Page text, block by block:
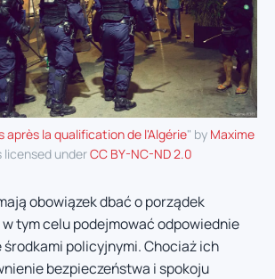
après la qualification de l'Algérie" by Maxime
underCC BY-NC-ND 2.0
obowiązek dbać o porządek
tym celu podejmować odpowiednie
środkami policyjnymi. Chociaż ich
bezpieczeństwa i spokoju